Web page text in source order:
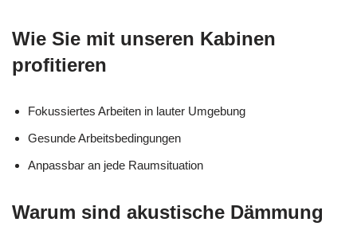
Wie Sie mit unseren Kabinen
profitieren
Fokussiertes Arbeiten in lauter Umgebung
Gesunde Arbeitsbedingungen
Anpassbar an jede Raumsituation
Warum sind akustische Dämmung